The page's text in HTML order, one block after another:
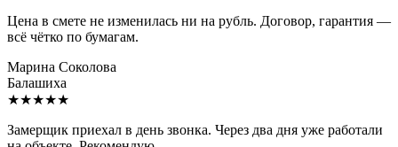
Цена в смете не изменилась ни на рубль. Договор, гарантия —
всё чётко по бумагам.
Марина Соколова
Балашиха
★★★★★
Замерщик приехал в день звонка. Через два дня уже работали